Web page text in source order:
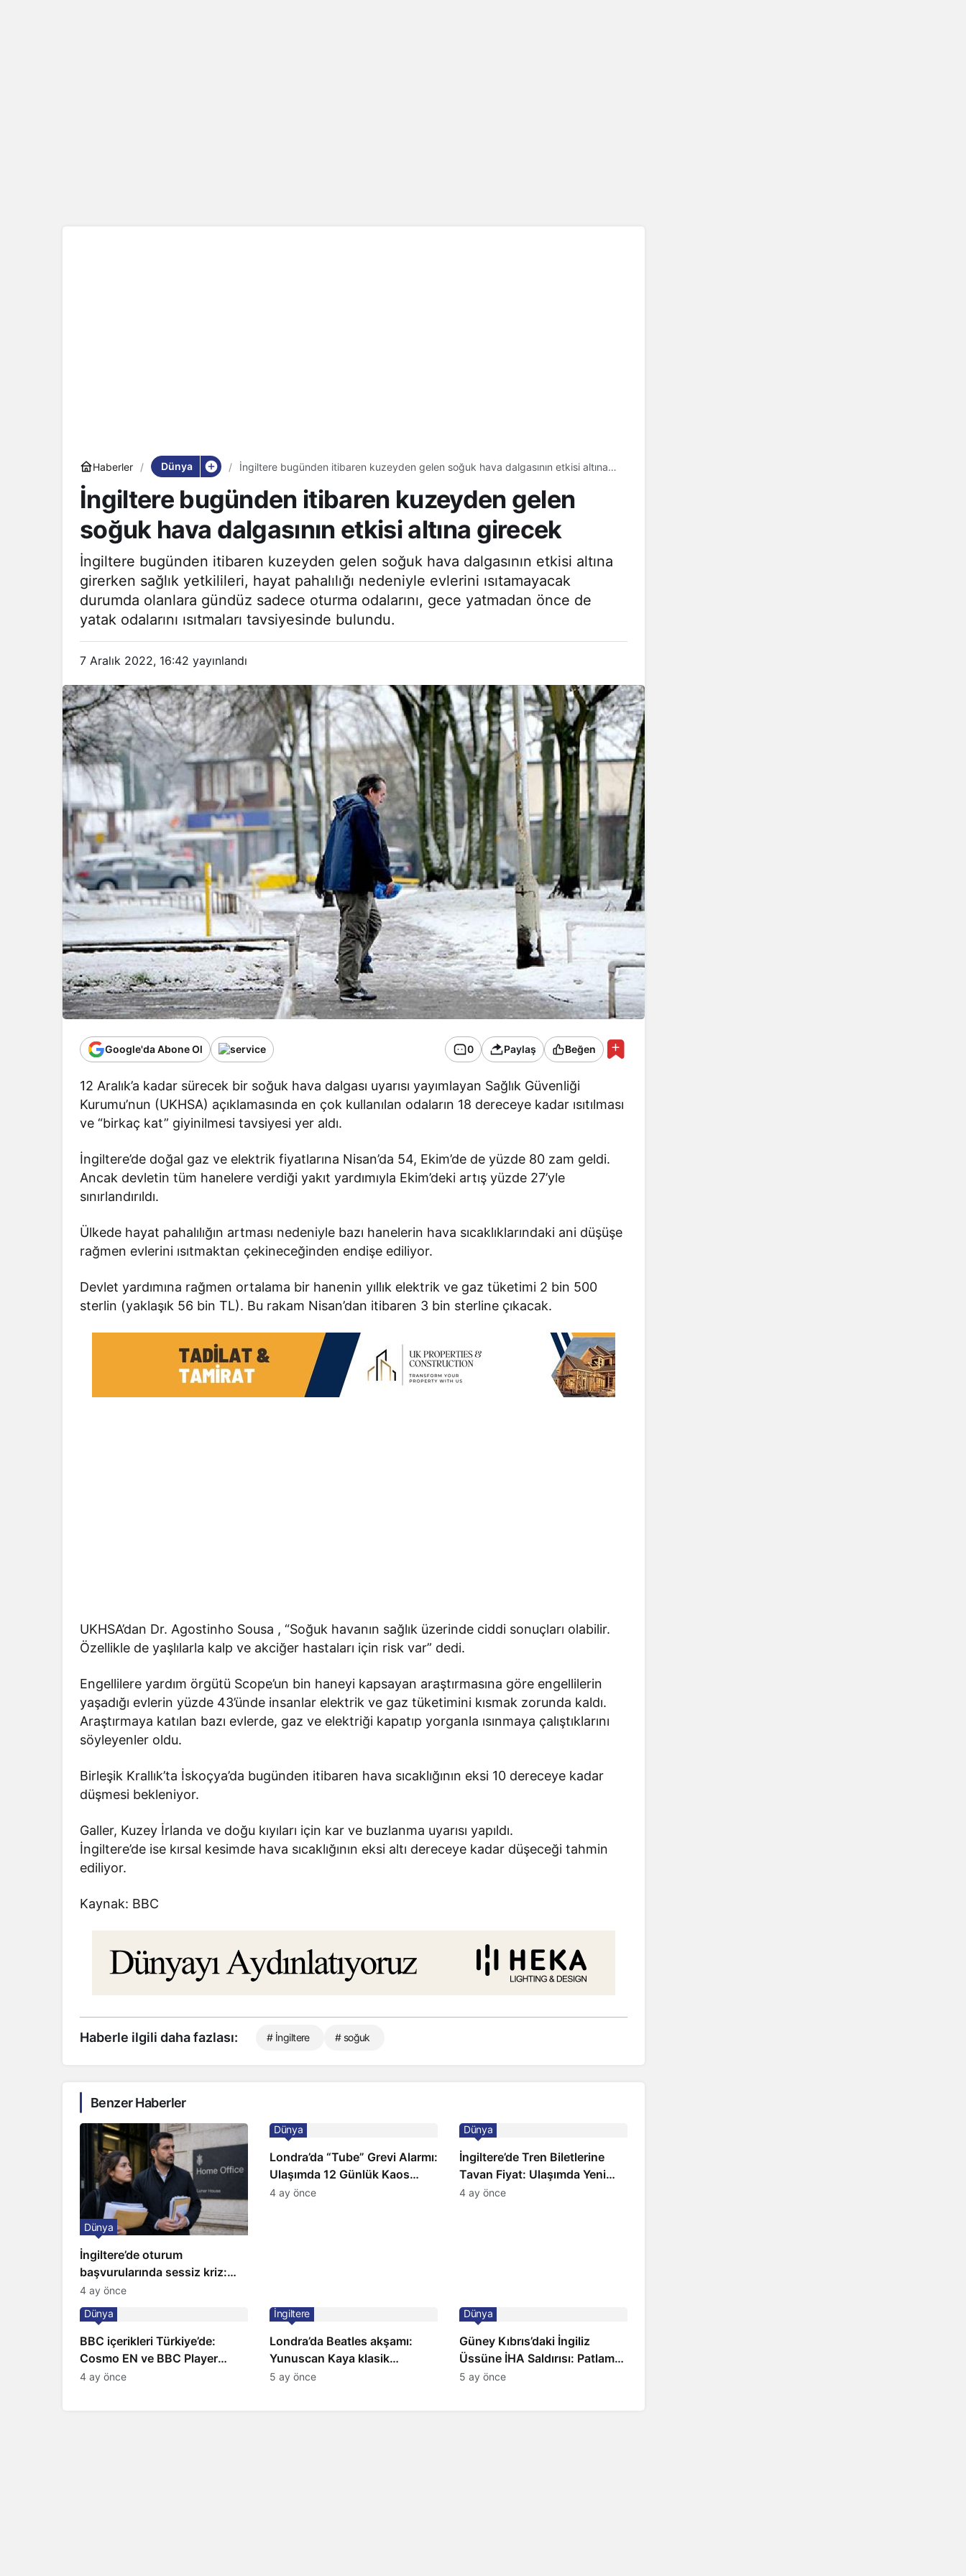
Haberler Dünya
İngiltere bugünden itibaren kuzeyden gelen soğuk hava dalgasının etkisi altına
İngiltere bugünden itibaren kuzeyden gelen
soğuk hava dalgasının etkisi altına girecek
İngiltere bugünden itibaren kuzeyden gelen soğuk hava dalgasının etkisi altına
girerken sağlık yetkilileri, hayat pahalılığı nedeniyle evlerini ısıtamayacak
durumda olanlara gündüz sadece oturma odalarını, gece yatmadan önce de
yatak odalarını ısıtmaları tavsiyesinde bulundu.
7 Aralık 2022, 16:42 yayınlandı
Google'da Abone Ol 0 Paylaş Beğen
12 Aralık’a kadar sürecek bir soğuk hava dalgası uyarısı yayımlayan Sağlık Güvenliği
Kurumu’nun (UKHSA) açıklamasında en çok kullanılan odaların 18 dereceye kadar ısıtılması
ve “birkaç kat” giyinilmesi tavsiyesi yer aldı.
İngiltere’de doğal gaz ve elektrik fiyatlarına Nisan’da 54, Ekim’de de yüzde 80 zam geldi.
Ancak devletin tüm hanelere verdiği yakıt yardımıyla Ekim’deki artış yüzde 27’yle
sınırlandırıldı.
Ülkede hayat pahalılığın artması nedeniyle bazı hanelerin hava sıcaklıklarındaki ani düşüşe
rağmen evlerini ısıtmaktan çekineceğinden endişe ediliyor.
Devlet yardımına rağmen ortalama bir hanenin yıllık elektrik ve gaz tüketimi 2 bin 500
sterlin (yaklaşık 56 bin TL). Bu rakam Nisan’dan itibaren 3 bin sterline çıkacak.
UKHSA’dan Dr. Agostinho Sousa , “Soğuk havanın sağlık üzerinde ciddi sonuçları olabilir.
Özellikle de yaşlılarla kalp ve akciğer hastaları için risk var” dedi.
Engellilere yardım örgütü Scope’un bin haneyi kapsayan araştırmasına göre engellilerin
yaşadığı evlerin yüzde 43’ünde insanlar elektrik ve gaz tüketimini kısmak zorunda kaldı.
Araştırmaya katılan bazı evlerde, gaz ve elektriği kapatıp yorganla ısınmaya çalıştıklarını
söyleyenler oldu.
Birleşik Krallık’ta İskoçya’da bugünden itibaren hava sıcaklığının eksi 10 dereceye kadar
düşmesi bekleniyor.
Galler, Kuzey İrlanda ve doğu kıyıları için kar ve buzlanma uyarısı yapıldı.
İngiltere’de ise kırsal kesimde hava sıcaklığının eksi altı dereceye kadar düşeceği tahmin
ediliyor.
Kaynak: BBC
Haberle ilgili daha fazlası: # İngiltere # soğuk
Benzer Haberler
İngiltere’de oturum
başvurularında sessiz kriz:
Büyükelçilikten açıklama!
Dünya
4 ay önce
Londra’da “Tube” Grevi Alarmı:
Ulaşımda 12 Günlük Kaos
Kapıda
Dünya
4 ay önce
İngiltere’de Tren Biletlerine
Tavan Fiyat: Ulaşımda Yeni
Düzenleme
Dünya
4 ay önce
BBC içerikleri Türkiye’de:
Cosmo EN ve BBC Player
yayında
Dünya
4 ay önce
Londra’da Beatles akşamı:
Yunuscan Kaya klasik
yorumuyla sahnede
İngiltere
5 ay önce
Güney Kıbrıs’daki İngiliz
Üssüne İHA Saldırısı: Patlama,
Sirenler ve Alarm Durumu
Dünya
5 ay önce